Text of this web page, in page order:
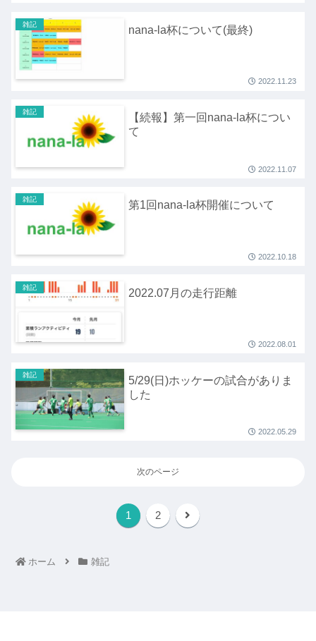
雑記 nana-la杯について(最終)
2022.11.23
雑記
【続報】第一回nana-la杯につい
て
2022.11.07
雑記 第1回nana-la杯開催について
2022.10.18
雑記 2022.07月の走行距離
2022.08.01
雑記
5/29(日)ホッケーの試合がありま
した
2022.05.29
次のページ
1 2
ホーム 雑記